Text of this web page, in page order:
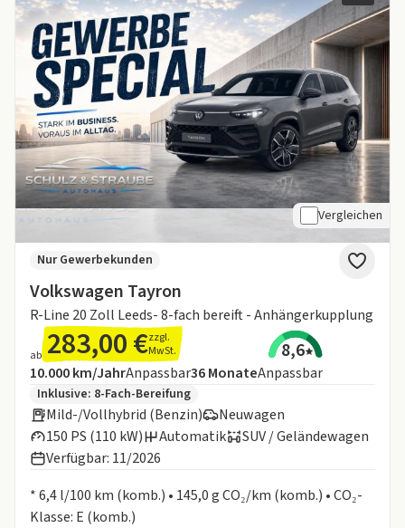
Vergleichen
Volkswagen Tayron
R-Line 20 Zoll Leeds- 8-fach bereift - Anhängerkupplung
Nur Gewerbekunden
ab 283,00 €zzgl.
MwSt.
8,6
Angebotsdetails:
Inklusive Laufleistung
10.000 km/JahrAnpassbarLaufzeit
36MonateAnpassbar
Zusätzliche Fahrzeuginformationen:
Inklusive: 8-Fach-Bereifung
Mild-/Vollhybrid (Benzin)
Neuwagen
150 PS (110 kW)
Automatik
SUV / Geländewagen
Verfügbar: 11/2026
* 6,4 l/100 km (komb.) • 145,0 g CO₂/km (komb.) • CO₂-
Klasse: E (komb.)